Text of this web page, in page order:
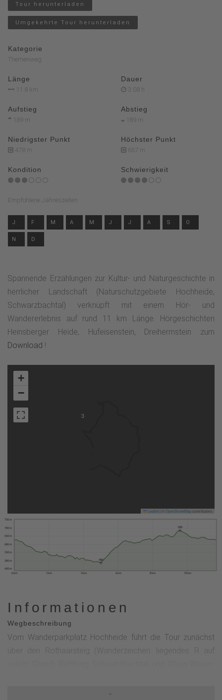
Tour herunterladen
Umgekehrte Tour herunterladen
Kategorie
Themenweg
Länge
11.8 km
Dauer
3:08 h
Aufstieg
189 m
Abstieg
189 m
Niedrigster Punkt
478 m
Höchster Punkt
667 m
Kondition Schwierigkeit
Empfohlene Jahreszeiten
J F M A M J J A S O
N D
Spannende Erzählungen zur Kultur- und Naturgeschichte in
herrlicher Landschaft (Naturschutzgebiete Hochheide,
Schwarzbachtal) verknüpft mit einem Hör- und
Wandererlebnis auf rund 11 km Länge. Hörgeschichten
Heinsberger Heide, Hufeisenstein, Dreiherrnstein zum
Download !
3
+
−
Leaflet OpenStreetMapcontributors
0 km 2 km 4 km 6 km 8 km 10 km
450 m
500 m
550 m
600 m
650 m
700 m
750 m
488
686
Informationen
Wegbeschreibung
Vom Wanderparkplatz Hochheide führt die Tour zunächst
über den Rothaarsteig (Wanderzeichen: liegendes R auf